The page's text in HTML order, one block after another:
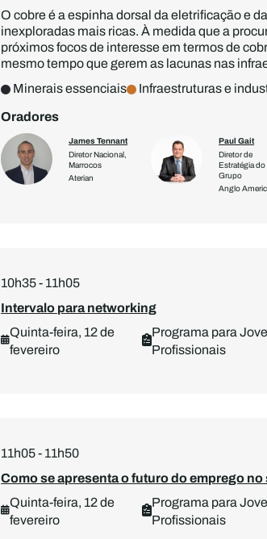
O cobre é a espinha dorsal da eletrificação e
inexploradas mais ricas. À medida que a
próximos focos de interesse em termos de
mesmo tempo que gerem as lacunas nas
Minerais essenciais
Infraestruturas e
Oradores
James Tennant
Diretor Nacional,
Marrocos
Aterian
Paul Gait
Diretor de
Estratégia do
Grupo
Anglo
10h35 - 11h05
Intervalo para networking
Quinta-feira, 12 de
fevereiro
Programa para
Profissionais
11h05 - 11h50
Como se apresenta o futuro do emprego
Quinta-feira, 12 de
fevereiro
Programa para
Profissionais